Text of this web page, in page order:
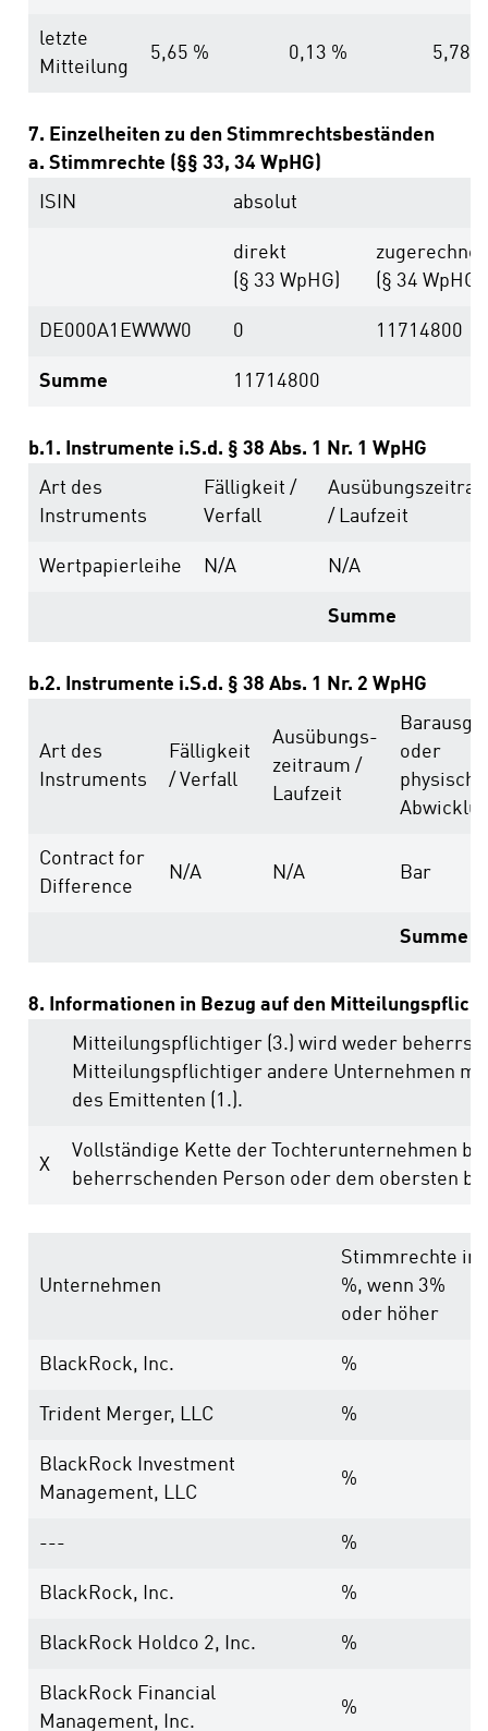
letzte
Mitteilung
5,65 % 0,13 % 5,78
7. Einzelheiten zu den Stimmrechtsbeständen
a. Stimmrechte (§§ 33, 34 WpHG)
ISIN
absolut
direkt
(§ 33 WpHG)
zugerechnet
(§ 34 WpHG)
DE000A1EWWW0 0 11714800
Summe 11714800
b.1. Instrumente i.S.d. § 38 Abs. 1 Nr. 1 WpHG
Art des
Instruments
Fälligkeit /
Verfall
/ Laufzeit
Wertpapierleihe N/A N/A
Summe
b.2. Instrumente i.S.d. § 38 Abs. 1 Nr. 2 WpHG
Art des
Instruments
Fälligkeit
/ Verfall
Ausübungs­
zeitraum /
Laufzeit
oder
physische
Contract for
Difference
N/A N/A Bar
Summe
8. Informationen in Bezug auf den
Mitteilungspflichtiger (3.) wird weder
Mitteilungspflichtiger andere Unternehmen
des Emittenten (1.).
X
Vollständige Kette der Tochterunternehmen
beherrschenden Person oder dem obersten
Unternehmen
Stimmrechte in
%, wenn 3%
oder höher
BlackRock, Inc. %
Trident Merger, LLC %
BlackRock Investment
Management, LLC
%
--- %
BlackRock, Inc. %
BlackRock Holdco 2, Inc. %
BlackRock Financial
Management, Inc.
%